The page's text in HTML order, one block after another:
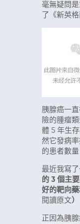
毫無疑問
了《新英
胰腺癌一
險的腫瘤
體 5 年生
然它發病
的患者數
最近我寫
的 3 個主
好的靶向
閱讀原文）
正因為胰